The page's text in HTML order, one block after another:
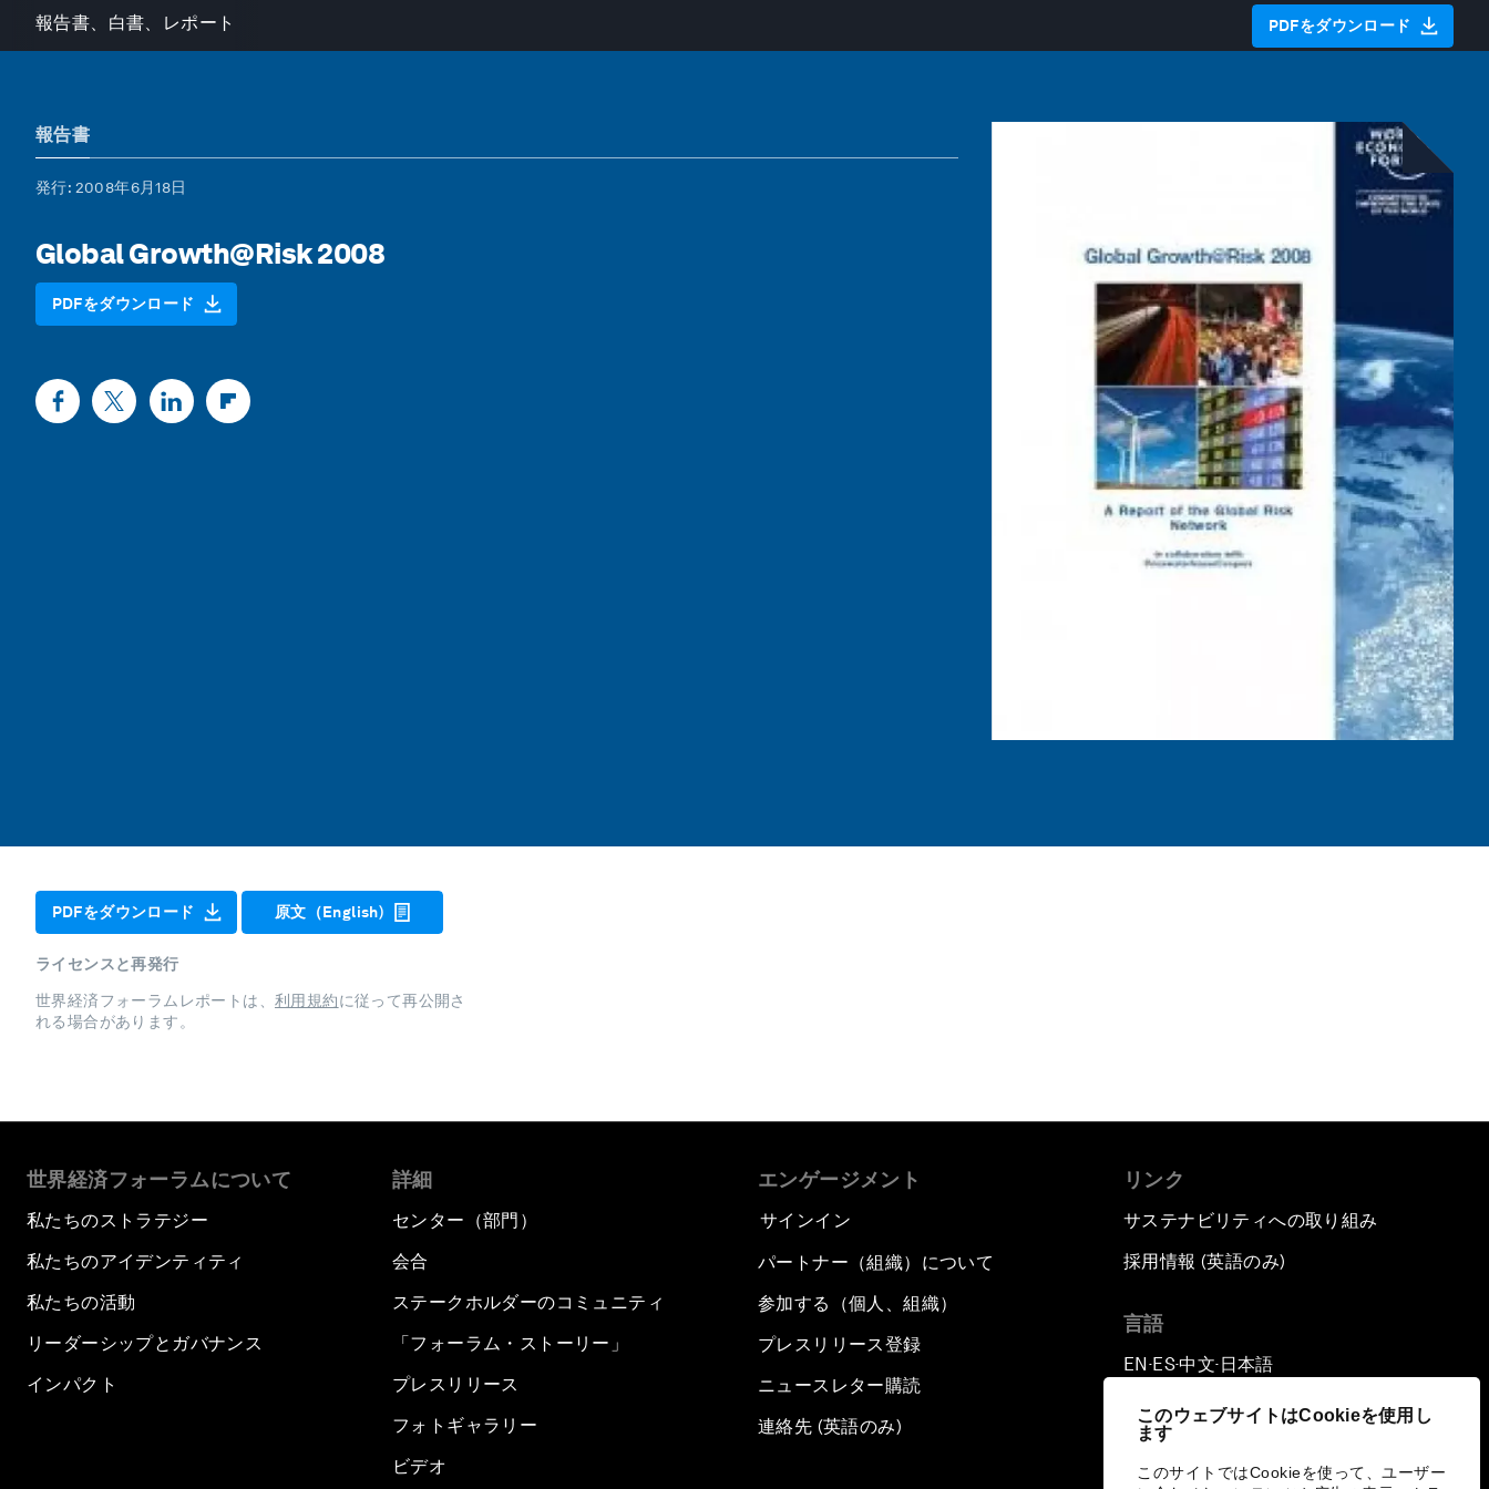
このウェブサイトはCookieを使用し
ます
このサイトではCookieを使って、ユーザー
報告書、白書、レポート PDFをダウンロード
報告書
発行: 2008年6月18日
Global Growth@Risk 2008
PDFをダウンロード
PDFをダウンロード 原文（English)
ライセンスと再発行
世界経済フォーラムレポートは、 利用規約に従って再公開さ
れる場合があります。
世界経済フォーラムについて
私たちのストラテジー
私たちのアイデンティティ
私たちの活動
リーダーシップとガバナンス
インパクト
詳細
センター（部門）
会合
ステークホルダーのコミュニティ
「フォーラム・ストーリー」
プレスリリース
フォトギャラリー
ビデオ
エンゲージメント
サインイン
パートナー（組織）について
参加する（個人、組織）
プレスリリース登録
ニュースレター購読
連絡先 (英語のみ)
リンク
サステナビリティへの取り組み
採用情報 (英語のみ)
言語
EN ▪ES▪中文▪ 日本語